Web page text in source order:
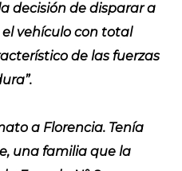
decisión de disparar a
vehículo con total
de las fuerzas
a Florencia. Tenía
una familia que la